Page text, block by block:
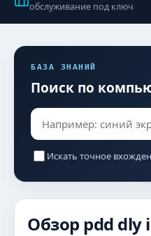
обслуживание под ключ
БАЗА ЗНАНИЙ
Поиск по
Искать точное
Обзор pdd dly